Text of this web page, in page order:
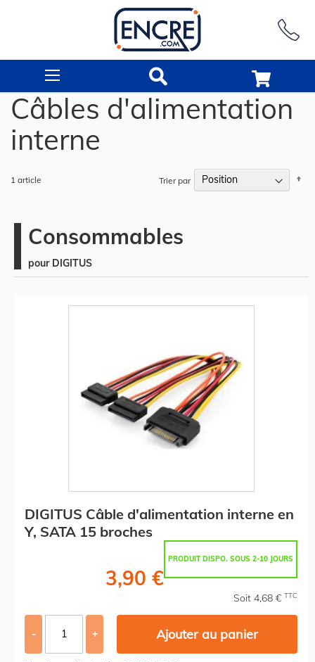
Câbles d'alimentation
interne
1 article Trier par
Consommables
pour DIGITUS
DIGITUS Câble d'alimentation interne en
Y, SATA 15 broches
PRODUIT DISPO. SOUS 2-10 JOURS
3,90 €
Soit 4,68 € TTC
- + Ajouter au panier